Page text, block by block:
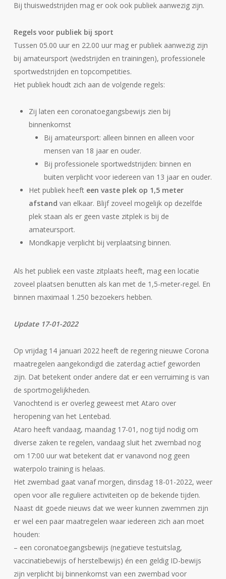
Bij thuiswedstrijden mag er ook ook publiek aanwezig zijn.
Regels voor publiek bij sport
Tussen 05.00 uur en 22.00 uur mag er publiek aanwezig zijn
bij amateursport (wedstrijden en trainingen), professionele
sportwedstrijden en topcompetities.
Het publiek houdt zich aan de volgende regels:
Zij laten een coronatoegangsbewijs zien bij
binnenkomst
Bij amateursport: alleen binnen en alleen voor
mensen van 18 jaar en ouder.
Bij professionele sportwedstrijden: binnen en
buiten verplicht voor iedereen van 13 jaar en ouder.
Het publiek heeft een vaste plek op 1,5 meter
afstand van elkaar. Blijf zoveel mogelijk op dezelfde
plek staan als er geen vaste zitplek is bij de
amateursport.
Mondkapje verplicht bij verplaatsing binnen.
Als het publiek een vaste zitplaats heeft, mag een locatie
zoveel plaatsen benutten als kan met de 1,5-meter-regel. En
binnen maximaal 1.250 bezoekers hebben.
Update 17-01-2022
Op vrijdag 14 januari 2022 heeft de regering nieuwe Corona
maatregelen aangekondigd die zaterdag actief geworden
zijn. Dat betekent onder andere dat er een verruiming is van
de sportmogelijkheden.
Vanochtend is er overleg geweest met Ataro over
heropening van het Lentebad.
Ataro heeft vandaag, maandag 17-01, nog tijd nodig om
diverse zaken te regelen, vandaag sluit het zwembad nog
om 17:00 uur wat betekent dat er vanavond nog geen
waterpolo training is helaas.
Het zwembad gaat vanaf morgen, dinsdag 18-01-2022, weer
open voor alle reguliere activiteiten op de bekende tijden.
Naast dit goede nieuws dat we weer kunnen zwemmen zijn
er wel een paar maatregelen waar iedereen zich aan moet
houden:
– een coronatoegangsbewijs (negatieve testuitslag,
vaccinatiebewijs of herstelbewijs) én een geldig ID-bewijs
zijn verplicht bij binnenkomst van een zwembad voor